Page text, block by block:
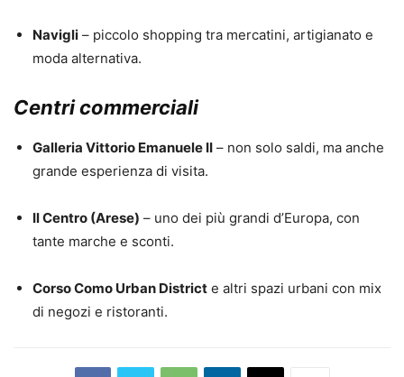
Navigli – piccolo shopping tra mercatini, artigianato e
moda alternativa.
Centri commerciali
Galleria Vittorio Emanuele II – non solo saldi, ma anche
grande esperienza di visita.
Il Centro (Arese) – uno dei più grandi d’Europa, con
tante marche e sconti.
Corso Como Urban District e altri spazi urbani con mix
di negozi e ristoranti.